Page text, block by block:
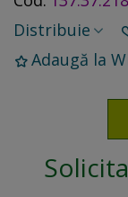
Distribuie
Adaugă la